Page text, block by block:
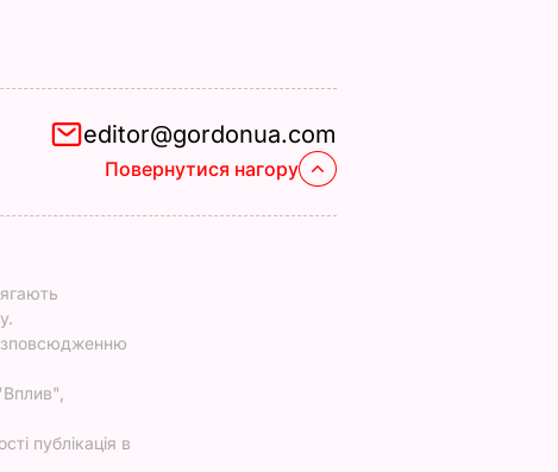
editor@gordonua.com
Повернутися нагору
публікація в